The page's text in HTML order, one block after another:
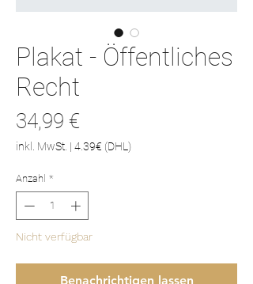
Plakat - Öffentliches
Recht
34,99 €
inkl. MwSt. | 4.39€ (DHL)
Anzahl *
Nicht verfügbar
Benachrichtigen lassen